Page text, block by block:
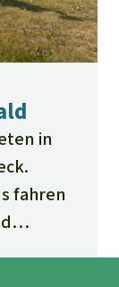
in
fahren